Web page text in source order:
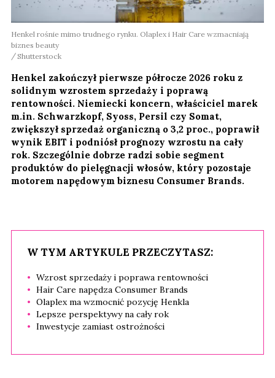
Henkel rośnie mimo trudnego rynku. Olaplex i Hair Care wzmacniają
biznes beauty
Shutterstock
Henkel zakończył pierwsze półrocze 2026 roku z
solidnym wzrostem sprzedaży i poprawą
rentowności. Niemiecki koncern, właściciel marek
m.in. Schwarzkopf, Syoss, Persil czy Somat,
zwiększył sprzedaż organiczną o 3,2 proc., poprawił
wynik EBIT i podniósł prognozy wzrostu na cały
rok. Szczególnie dobrze radzi sobie segment
produktów do pielęgnacji włosów, który pozostaje
motorem napędowym biznesu Consumer Brands.
W TYM ARTYKULE PRZECZYTASZ:
Wzrost sprzedaży i poprawa rentowności
Hair Care napędza Consumer Brands
Olaplex ma wzmocnić pozycję Henkla
Lepsze perspektywy na cały rok
Inwestycje zamiast ostrożności